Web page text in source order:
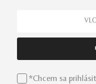
*Chcem sa